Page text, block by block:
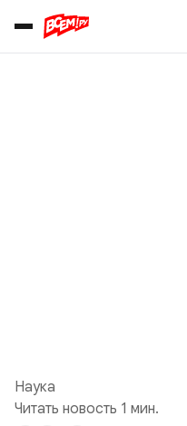
Наука
Читать новость 1 мин.